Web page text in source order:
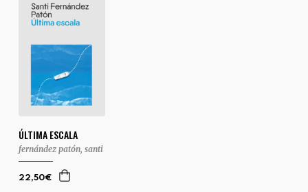
ÚLTIMA ESCALA
fernández patón, santi
22,50€